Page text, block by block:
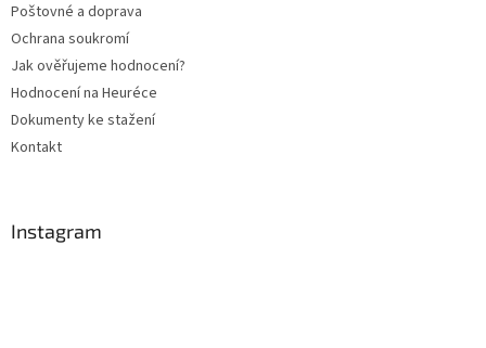
Poštovné a doprava
Ochrana soukromí
Jak ověřujeme hodnocení?
Hodnocení na Heuréce
Dokumenty ke stažení
Kontakt
Instagram